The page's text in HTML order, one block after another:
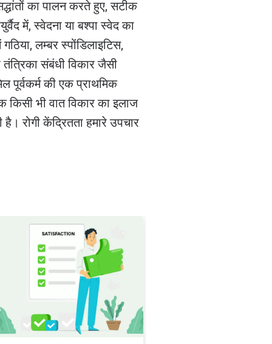
का पालन करते हुए, सटीक
में, स्वेदना या बश्पा स्वेद का
लम्बर स्पोंडिलाइटिस,
संबंधी विकार जैसी
पूर्वकर्म की एक प्राथमिक
भी वात विकार का इलाज
रोगी केंद्रितता हमारे उपचार